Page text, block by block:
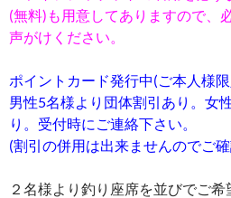
(無料)も用意してありますので、
声がけください。
ポイントカード発行中(ご本人様
男性5名様より団体割引あり。女
り。受付時にご連絡下さい。
(割引の併用は出来ませんのでご
２名様より釣り座席を並びでご